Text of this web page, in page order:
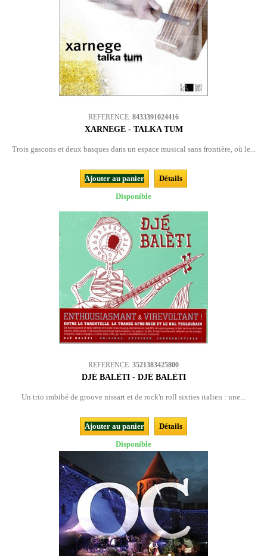
REFERENCE: 8433391024416
XARNEGE - TALKA TUM
Trois gascons et deux basques dans un espace musical sans frontière, où le...
Ajouter au panier
Détails
Disponible
REFERENCE: 3521383425800
DJÉ BALÈTI - DJÉ BALÈTI
Un trio imbibé de groove nissart et de rock'n roll sixties italien : une...
Ajouter au panier
Détails
Disponible